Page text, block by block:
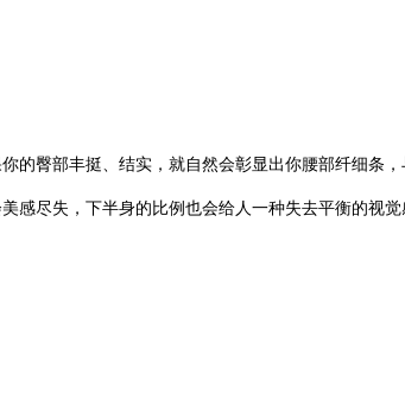
的臀部丰挺、结实，就自然会彰显出你腰部纤细条
感尽失，下半身的比例也会给人一种失去平衡的视觉